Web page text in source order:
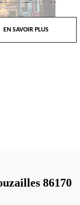
EN SAVOIR PLUS
86170